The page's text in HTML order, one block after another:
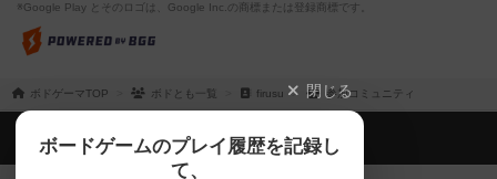
※Google Play とそのロゴは、Google Inc.の商標または登録商標です。
ボドゲーマTOP ボドとも一覧 firusu 参加コミュニティ
閉じる
ボードゲームのプレイ履歴を記録し
て、
ボドゲーマTOP